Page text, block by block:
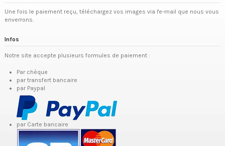
Une fois le paiement reçu, téléchargez vos images via l'e-mail que nous vous
enverrons.
Infos
Notre site accepte plusieurs formules de paiement :
Par chèque
par transfert bancaire
par Paypal
par Carte bancaire